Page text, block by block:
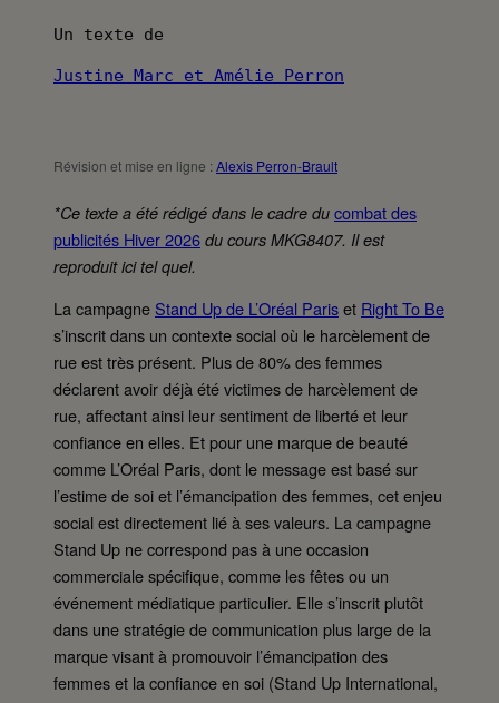
Un texte de
Justine Marc et Amélie Perron
Révision et mise en ligne : Alexis Perron-Brault
*Ce texte a été rédigé dans le cadre du combat des
publicités Hiver 2026 du cours MKG8407. Il est
reproduit ici tel quel.
La campagne Stand Up de L’Oréal Pariset Right To Be
s’inscrit dans un contexte social où le harcèlement de
rue est très présent. Plus de 80% des femmes
déclarent avoir déjà été victimes de harcèlement de
rue, affectant ainsi leur sentiment de liberté et leur
confiance en elles. Et pour une marque de beauté
comme L’Oréal Paris, dont le message est basé sur
l’estime de soi et l’émancipation des femmes, cet enjeu
social est directement lié à ses valeurs. La campagne
Stand Up ne correspond pas à une occasion
commerciale spécifique, comme les fêtes ou un
événement médiatique particulier. Elle s’inscrit plutôt
dans une stratégie de communication plus large de la
marque visant à promouvoir l’émancipation des
femmes et la confiance en soi (Stand Up International,